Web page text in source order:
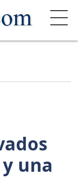
una